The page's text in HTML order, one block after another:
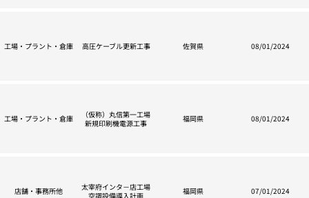
工場・プラント・倉庫 高圧ケーブル更新工事 佐賀県 08/01/2024
工場・プラント・倉庫
（仮称）丸信第一工場
新規印刷機電源工事
福岡県 08/01/2024
店舗・事務所他
太宰府インタ－店工場
空調設備導入計画
福岡県 07/01/2024